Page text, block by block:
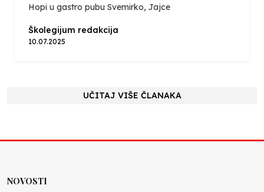
Hopi u gastro pubu Svemirko, Jajce
Školegijum redakcija
10.07.2025
UČITAJ VIŠE ČLANAKA
NOVOSTI